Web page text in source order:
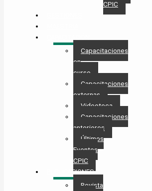
CPIC
Capacitaciones
en
curso
Capacitaciones
externas
Videoteca
Capacitaciones
anteriores
Últimos
Eventos
CPIC
PUBLICACIONES
Revista